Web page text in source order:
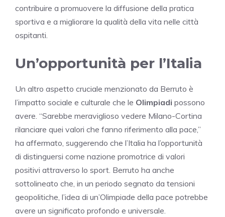
contribuire a promuovere la diffusione della pratica
sportiva e a migliorare la qualità della vita nelle città
ospitanti.
Un’opportunità per l’Italia
Un altro aspetto cruciale menzionato da Berruto è
l’impatto sociale e culturale che le Olimpiadi possono
avere. “Sarebbe meraviglioso vedere Milano-Cortina
rilanciare quei valori che fanno riferimento alla pace,”
ha affermato, suggerendo che l’Italia ha l’opportunità
di distinguersi come nazione promotrice di valori
positivi attraverso lo sport. Berruto ha anche
sottolineato che, in un periodo segnato da tensioni
geopolitiche, l’idea di un’Olimpiade della pace potrebbe
avere un significato profondo e universale.